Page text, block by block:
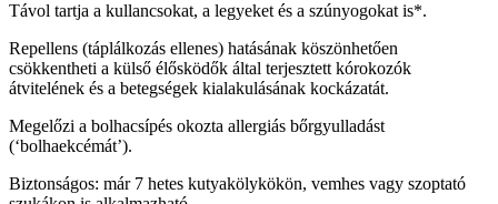
Távol tartja a kullancsokat, a legyeket és a szúnyogokat is*.
Repellens (táplálkozás ellenes) hatásának köszönhetően
csökkentheti a külső élősködők által terjesztett kórokozók
átvitelének és a betegségek kialakulásának kockázatát.
Megelőzi a bolhacsípés okozta allergiás bőrgyulladást
(‘bolhaekcémát’).
Biztonságos: már 7 hetes kutyakölykökön, vemhes vagy szoptató